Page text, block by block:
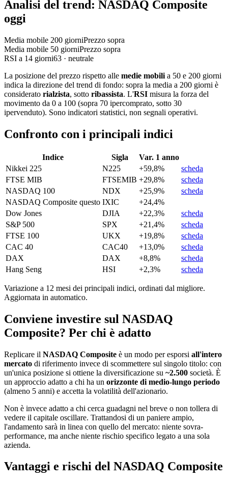
Analisi del trend: NASDAQ Composite
oggi
Media mobile 200 giorniPrezzo sopra
Media mobile 50 giorniPrezzo sopra
RSI a 14 giorni63 · neutrale
La posizione del prezzo rispetto alle medie mobili a 50 e 200 giorni
indica la direzione del trend di fondo: sopra la media a 200 giorni è
considerato rialzista, sotto ribassista. L'RSI misura la forza del
movimento da 0 a 100 (sopra 70 ipercomprato, sotto 30
ipervenduto). Sono indicatori statistici, non segnali operativi.
Confronto con i principali indici
Indice Sigla
Var. 1 anno
Nikkei 225
N225 +59,8%
scheda
FTSE MIB
FTSEMIB +29,8%
scheda
NASDAQ 100
NDX +25,9%
scheda
NASDAQ Composite questo IXIC
+24,4%
Dow Jones
DJIA +22,3%
scheda
S&P 500
SPX +21,4%
scheda
FTSE 100
UKX +19,8%
scheda
CAC 40
CAC40 +13,0%
scheda
DAX
DAX +8,8%
scheda
Hang Seng
HSI +2,3% scheda
Variazione a 12 mesi dei principali indici, ordinati dal migliore.
Aggiornata in automatico.
Conviene investire sul NASDAQ
Composite? Per chi è adatto
Replicare il NASDAQ Composite è un modo per esporsi all'intero
mercato di riferimento invece di scommettere sul singolo titolo: con
un'unica posizione si ottiene la diversificazione su ~2.500 società. È
un approccio adatto a chi ha un orizzonte di medio-lungo periodo
(almeno 5 anni) e accetta la volatilità dell'azionario.
Non è invece adatto a chi cerca guadagni nel breve o non tollera di
vedere il capitale oscillare. Trattandosi di un paniere ampio,
l'andamento sarà in linea con quello del mercato: niente sovra-
performance, ma anche niente rischio specifico legato a una sola
azienda.
Vantaggi e rischi del NASDAQ Composite